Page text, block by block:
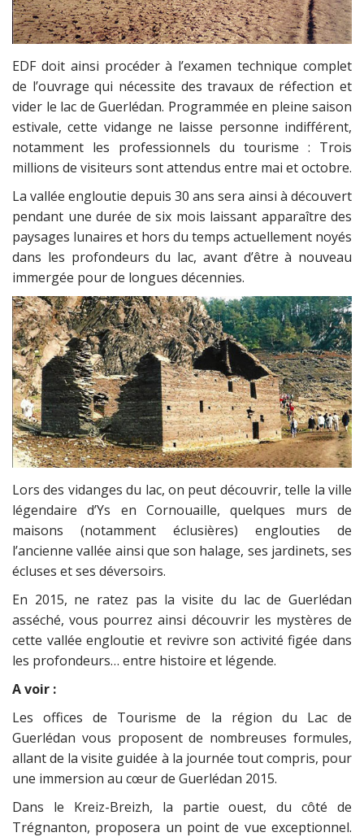
EDF doit ainsi procéder à l’examen technique complet
de l’ouvrage qui nécessite des travaux de réfection et
vider le lac de Guerlédan. Programmée en pleine saison
estivale, cette vidange ne laisse personne indifférent,
notamment les professionnels du tourisme : Trois
millions de visiteurs sont attendus entre mai et octobre.
La vallée engloutie depuis 30 ans sera ainsi à découvert
pendant une durée de six mois laissant apparaître des
paysages lunaires et hors du temps actuellement noyés
dans les profondeurs du lac, avant d’être à nouveau
immergée pour de longues décennies.
Lors des vidanges du lac, on peut découvrir, telle la ville
légendaire d’Ys en Cornouaille, quelques murs de
maisons (notamment éclusières) englouties de
l’ancienne vallée ainsi que son halage, ses jardinets, ses
écluses et ses déversoirs.
En 2015, ne ratez pas la visite du lac de Guerlédan
asséché, vous pourrez ainsi découvrir les mystères de
cette vallée engloutie et revivre son activité figée dans
les profondeurs… entre histoire et légende.
A voir :
Les offices de Tourisme de la région du Lac de
Guerlédan vous proposent de nombreuses formules,
allant de la visite guidée à la journée tout compris, pour
une immersion au cœur de Guerlédan 2015.
Dans le Kreiz-Breizh, la partie ouest, du côté de
Trégnanton, proposera un point de vue exceptionnel.